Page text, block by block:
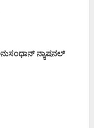
ನ್ಯಾಷನಲ್